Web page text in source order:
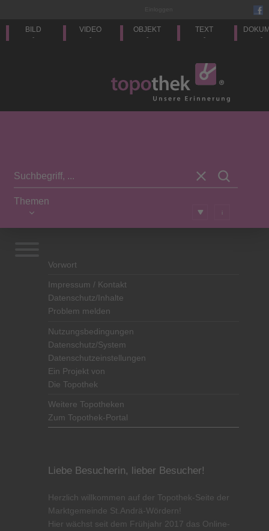
BILD
-
VIDEO
-
OBJEKT
-
TEXT
- -
Themen
i
Vorwort
Impressum / Kontakt
Datenschutz/Inhalte
Problem melden
Nutzungsbedingungen
Datenschutz/System
Datenschutzeinstellungen
Ein Projekt von
Die Topothek
Weitere Topotheken
Zum Topothek-Portal
Liebe Besucherin, lieber Besucher!
Herzlich willkommen auf der Topothek-Seite der
Marktgemeinde St.Andrä-Wördern!
Hier wächst seit dem Frühjahr 2017 das Online-